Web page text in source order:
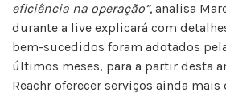
eficiência na operação”, analisa
durante a live explicará com
bem-sucedidos foram adotados
últimos meses, para a partir desta
Reachr oferecer serviços ainda